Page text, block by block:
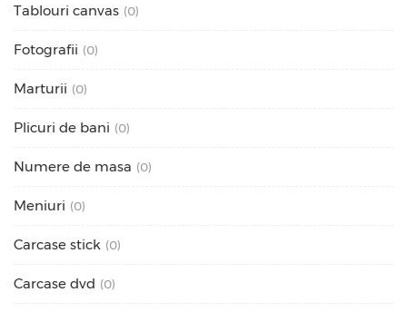
Tablouri canvas (0)
Fotografii (0)
Marturii (0)
Plicuri de bani (0)
Numere de masa (0)
Meniuri (0)
Carcase stick (0)
Carcase dvd (0)